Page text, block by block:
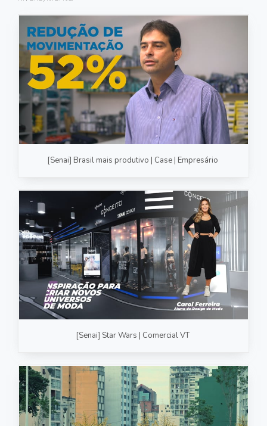
FOTOGRAFIA
PRODUTO/SERVIÇO
GASTRONOMIA
CORPORATIVO
ESTÚDIO
FOTO/VÍDEO
RECEITA / AULA
PRODUTO/SERVIÇO
INSTITUCIONAL
[Senai] Brasil mais produtivo | Case | Empresário
[Senai] Star Wars | Comercial VT